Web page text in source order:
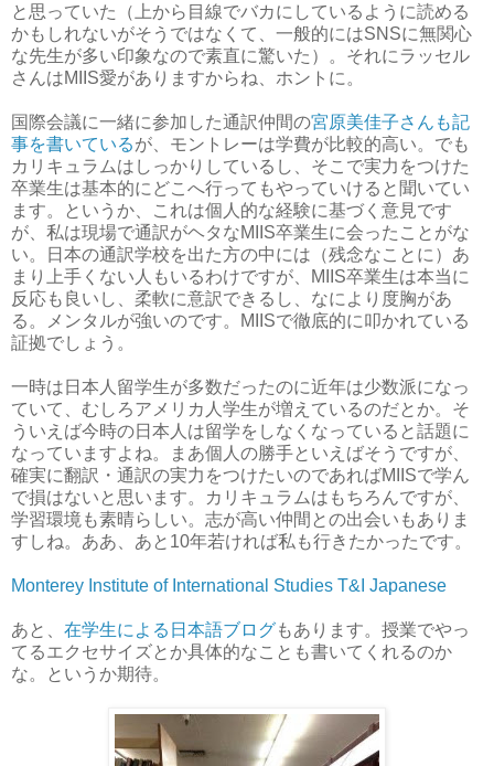
と思っていた（上から目線でバカにしているように読める
かもしれないがそうではなくて、一般的にはSNSに無関心
な先生が多い印象なので素直に驚いた）。それにラッセル
さんはMIIS愛がありますからね、ホントに。
国際会議に一緒に参加した通訳仲間の宮原美佳子さんも記
事を書いているが、モントレーは学費が比較的高い。でも
カリキュラムはしっかりしているし、そこで実力をつけた
卒業生は基本的にどこへ行ってもやっていけると聞いてい
ます。というか、これは個人的な経験に基づく意見です
が、私は現場で通訳がヘタなMIIS卒業生に会ったことがな
い。日本の通訳学校を出た方の中には（残念なことに）あ
まり上手くない人もいるわけですが、MIIS卒業生は本当に
反応も良いし、柔軟に意訳できるし、なにより度胸があ
る。メンタルが強いのです。MIISで徹底的に叩かれている
証拠でしょう。
一時は日本人留学生が多数だったのに近年は少数派になっ
ていて、むしろアメリカ人学生が増えているのだとか。そ
ういえば今時の日本人は留学をしなくなっていると話題に
なっていますよね。まあ個人の勝手といえばそうですが、
確実に翻訳・通訳の実力をつけたいのであればMIISで学ん
で損はないと思います。カリキュラムはもちろんですが、
学習環境も素晴らしい。志が高い仲間との出会いもありま
すしね。ああ、あと10年若ければ私も行きたかったです。
Monterey Institute of International Studies T&I Japanese
あと、 在学生による日本語ブログもあります。授業でやっ
てるエクセサイズとか具体的なことも書いてくれるのか
な。というか期待。